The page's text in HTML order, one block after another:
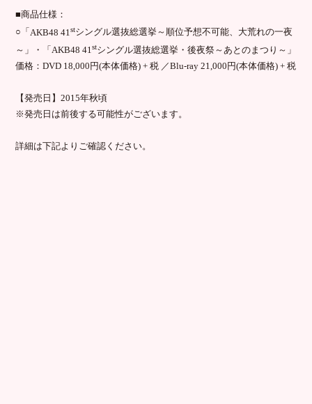
■商品仕様：
○「 AKB48 41stシングル選抜総選挙～順位予想不可能、大荒れの一夜
～」・「AKB48 41stシングル選抜総選挙・後夜祭～あとのまつり～」
価格：DVD 18,000 円(本体価格) +税 ／Blu-ray 21,000 円(本体価格) +税
【発売日】2015年秋頃
※発売日は前後する可能性がございます。
詳細は下記よりご確認ください。